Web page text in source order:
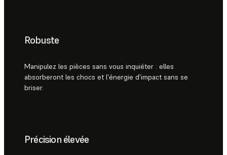
Robuste
Manipulez les pièces sans vous inquiéter : elles
absorberont les chocs et l'énergie d'impact sans se
briser.
Précision élevée